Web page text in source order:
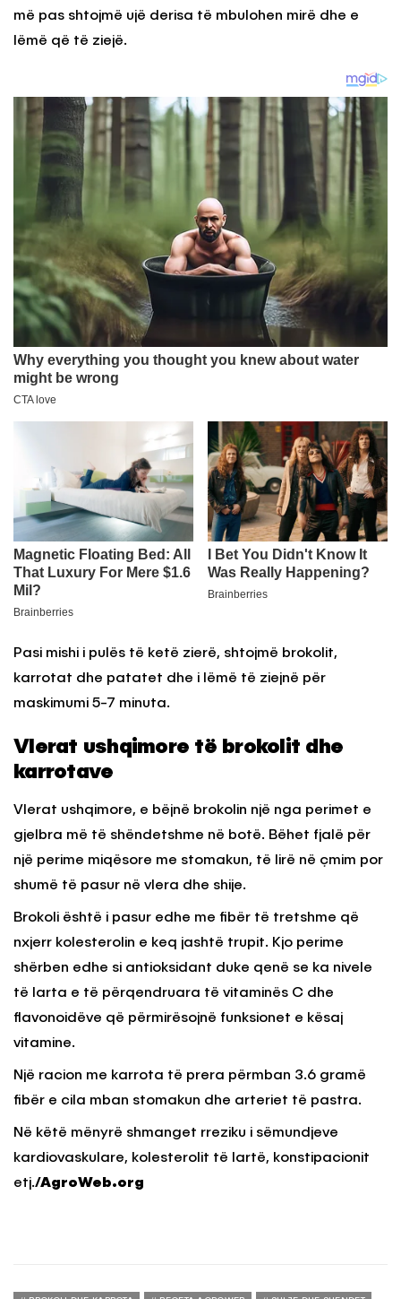
më pas shtojmë ujë derisa të mbulohen mirë dhe e
lëmë që të ziejë.
Pasi mishi i pulës të ketë zierë, shtojmë brokolit,
karrotat dhe patatet dhe i lëmë të ziejnë për
maskimumi 5-7 minuta.
Vlerat ushqimore të brokolit dhe
karrotave
Vlerat ushqimore, e bëjnë brokolin një nga perimet e
gjelbra më të shëndetshme në botë. Bëhet fjalë për
një perime miqësore me stomakun, të lirë në çmim por
shumë të pasur në vlera dhe shije.
Brokoli është i pasur edhe me fibër të tretshme që
nxjerr kolesterolin e keq jashtë trupit. Kjo perime
shërben edhe si antioksidant duke qenë se ka nivele
të larta e të përqendruara të vitaminës C dhe
flavonoidëve që përmirësojnë funksionet e kësaj
vitamine.
Një racion me karrota të prera përmban 3.6 gramë
fibër e cila mban stomakun dhe arteriet të pastra.
Në këtë mënyrë shmanget rreziku i sëmundjeve
kardiovaskulare, kolesterolit të lartë, konstipacionit
etj./AgroWeb.org